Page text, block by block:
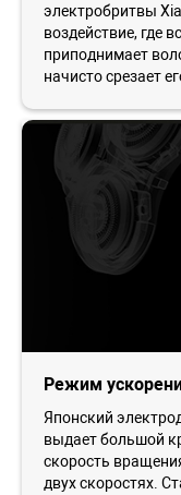
электробритвы
воздействие, где
приподнимает
начисто срезает
Режим
Японский
выдает большой
скорость
двух скоростях.